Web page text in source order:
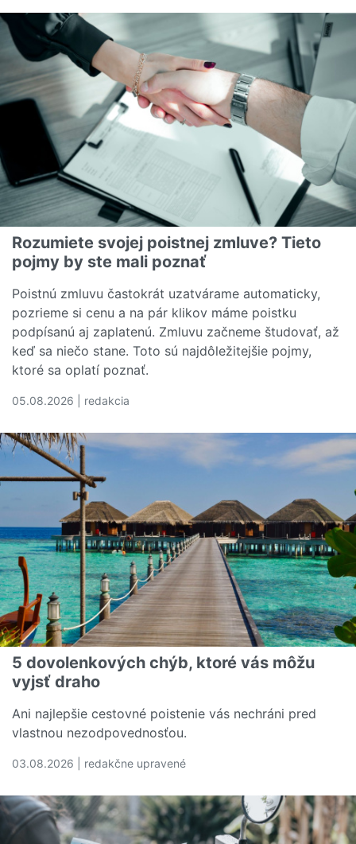
Rozumiete svojej poistnej zmluve? Tieto
pojmy by ste mali poznať
Poistnú zmluvu častokrát uzatvárame automaticky,
pozrieme si cenu a na pár klikov máme poistku
podpísanú aj zaplatenú. Zmluvu začneme študovať, až
keď sa niečo stane. Toto sú najdôležitejšie pojmy,
ktoré sa oplatí poznať.
05.08.2026 | redakcia
5 dovolenkových chýb, ktoré vás môžu
vyjsť draho
Ani najlepšie cestovné poistenie vás nechráni pred
vlastnou nezodpovednosťou.
03.08.2026 | redakčne upravené